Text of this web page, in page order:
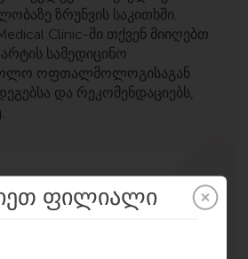
ზრუნვის საკითხში.
Clinic-ში თქვენ მიიღებთ
სამედიცინო
ოფთალმოლოგისაგან
და რეკომენდაციებს,